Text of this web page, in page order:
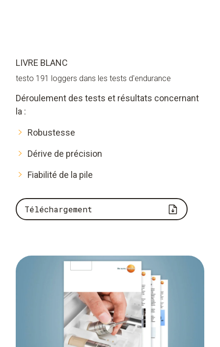
LIVRE BLANC
testo 191 loggers dans les tests d'endurance
Déroulement des tests et résultats concernant
la :
Robustesse
Dérive de précision
Fiabilité de la pile
Téléchargement